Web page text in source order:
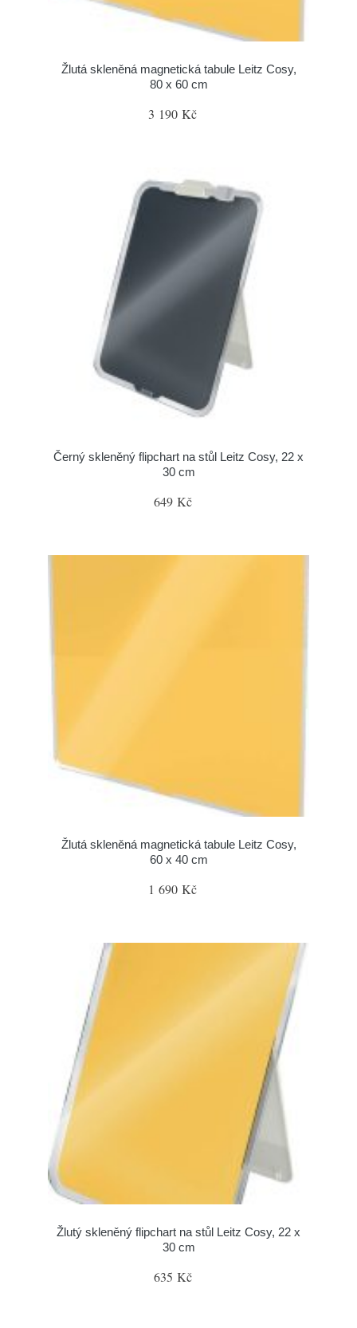
Žlutá skleněná magnetická tabule Leitz Cosy,
80 x 60 cm
3 190 Kč
Černý skleněný flipchart na stůl Leitz Cosy, 22 x
30 cm
649 Kč
Žlutá skleněná magnetická tabule Leitz Cosy,
60 x 40 cm
1 690 Kč
Žlutý skleněný flipchart na stůl Leitz Cosy, 22 x
30 cm
635 Kč